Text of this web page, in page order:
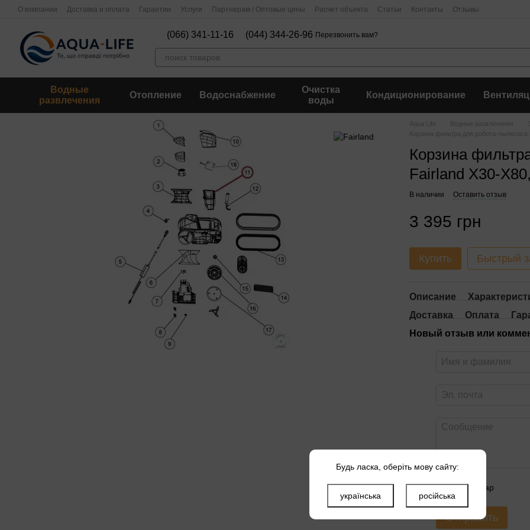
Перейти к основному контенту
О компании Доставка и оплата Гарантии Услуги Партнерам / Оптовые цены Расчет объекта Статьи Контакты Отзывы
(066) 341-11-16 (044) 344-26-96 Перезвонить вам?
Водные
развлечения
Отопление Водоснабжение
Очистка
воды
Кондиционирование
Aqua Life Водные развлечения
Корзина фильтра для робота-
Корзина
Fairland X30-
В наличии Оставить отзыв
3 395 грн
Купить Быстрый
Описание
Доставка
Оплата
Новый отзыв или
Оцените товар
Отправить
Будь ласка, оберіть мову сайту:
українська російська